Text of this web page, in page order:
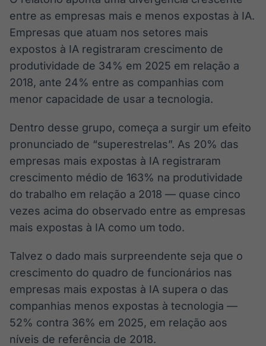
entre as empresas mais e menos expostas à IA.
Empresas que atuam nos setores mais
expostos à IA registraram crescimento de
produtividade de 34% em 2025 em relação a
2018, ante 24% entre as companhias com
menor capacidade de usar a tecnologia.
Dentro desse grupo, começa a surgir um efeito
pronunciado de “superestrelas”. As 20% das
empresas mais expostas à IA registraram
crescimento médio de 163% na produtividade
do trabalho em relação a 2018 — quase cinco
vezes acima do observado entre as empresas
mais expostas à IA como um todo.
Talvez o dado mais surpreendente seja que o
crescimento do quadro de funcionários nas
empresas mais expostas à IA supera o das
companhias menos expostas à tecnologia —
52% contra 36% em 2025, em relação aos
níveis de referência de 2018.